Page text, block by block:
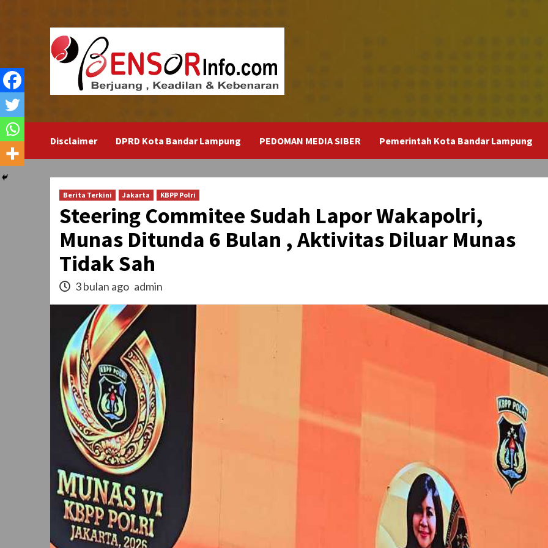
Disclaimer DPRD Kota Bandar Lampung PEDOMAN MEDIA SIBER Pemerintah Kota Bandar Lampung
Berita Terkini Jakarta KBPP Polri
Steering Commitee Sudah Lapor Wakapolri,
Munas Ditunda 6 Bulan , Aktivitas Diluar Munas
Tidak Sah
3 bulan ago admin